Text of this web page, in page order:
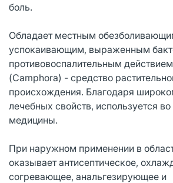
боль.
Обладает местным
успокаивающим, выраженным
противовоспалительным
(Camphora) - средство
происхождения. Благодаря
лечебных свойств, используется
медицины.
При наружном применении в
оказывает антисептическое,
согревающее, анальгезирующее и